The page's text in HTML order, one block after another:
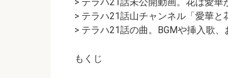
> テラハ21話山チャンネル「愛華と
> テラハ21話の曲。BGMや挿入歌、
もくじ